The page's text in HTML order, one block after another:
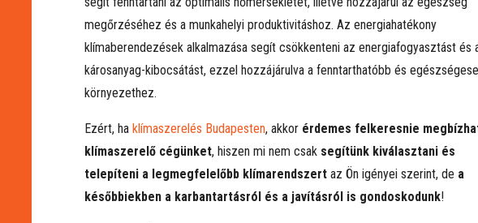
megőrzéséhez és a munkahelyi produktivitáshoz. Az energiahatékony
klímaberendezések alkalmazása segít csökkenteni az energiafogyasztást és
károsanyag-kibocsátást, ezzel hozzájárulva a fenntarthatóbb és
környezethez.
Ezért, ha klímaszerelés Budapesten, akkor érdemes felkeresnie
klímaszerelő cégünket, hiszen mi nem csak segítünk kiválasztani és
telepíteni a legmegfelelőbb klímarendszert az Ön igényei szerint, de a
későbbiekben a karbantartásról és a javításról is gondoskodunk!